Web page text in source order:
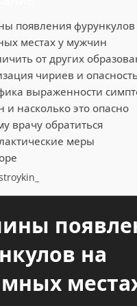
появления фурункулов
местах у мужчин
от других
чириев и
выраженности
и насколько это опасно
врачу обратиться
меры
на